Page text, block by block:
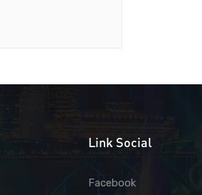
Link Social
Facebook